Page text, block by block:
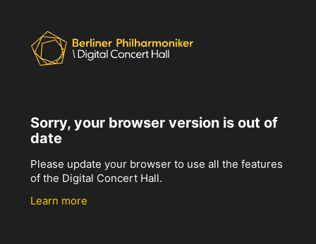
Sorry, your browser version is out of
date
Please update your browser to use all the features
of the Digital Concert Hall.
Learn more